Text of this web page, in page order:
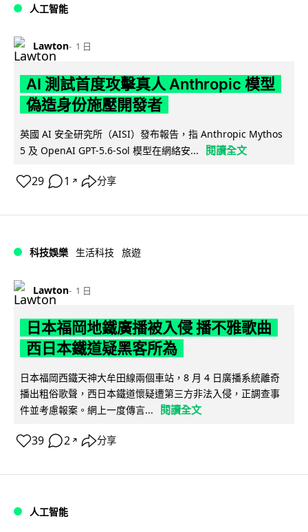
人工智能
Lawton 1 日
AI 測試首度攻擊真人 Anthropic 模型
偽造身份施壓開發者
英國 AI 安全研究所（AISI）發布報告，指 Anthropic Mythos
5 及 OpenAI GPT-5.6-Sol 模型在網絡安...
閱讀全文
29 1 ↗ 分享
科技娛樂 生活科技 旅遊
Lawton 1 日
日本福岡地鐵廣播被入侵 播不雅歌曲
西日本鐵道疑黑客所為
日本福岡西鐵天神大牟田線兩個車站，8 月 4 日廣播系統離奇
播出粗俗歌聲，西日本鐵道懷疑遭第三方非法入侵，正調查事
件並考慮報案。網上一度傳言...
閱讀全文
39 2 ↗ 分享
人工智能